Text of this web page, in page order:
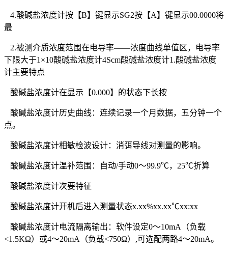
4.酸碱盐浓度计按【B】键显示SG2按【A】键显示00.0000将
最
2.被测介质浓度范围在电导率——浓度曲线单值区，电导率
下限大于1×10酸碱盐浓度计4Scm酸碱盐浓度计1.酸碱盐浓度
计主要特点
酸碱盐浓度计在显示【0.000】的状态下长按
酸碱盐浓度计历史曲线：连续记录一个月数据，五分钟一个
点。
酸碱盐浓度计相敏检波设计：消弭导线对测量的影响。
酸碱盐浓度计温补范围：自动/手动0～99.9℃，25℃折算
酸碱盐浓度计次要特征
酸碱盐浓度计开机后进入测量状态x.xx%xx.xx℃xx:xx
酸碱盐浓度计电流隔离输出：软件设定0～10mA（负载
<1.5KΩ）或4～20mA（负载<750Ω）,可选配两路4～20mA。